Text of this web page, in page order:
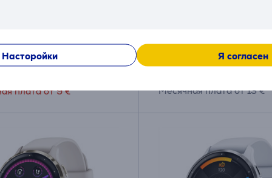
Насторойки Я согласен
друга:
.99 €
плата от 9 €
Цена:
379.99 €
Месячная плата от 13 €